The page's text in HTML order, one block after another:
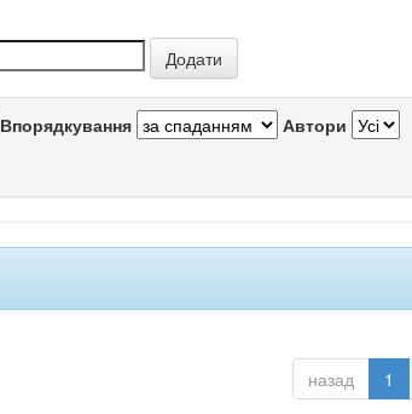
Впорядкування Автори
назад 1